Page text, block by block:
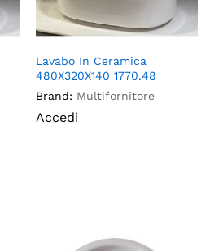
Lavabo In Ceramica
480X320X140 1770.48
Brand: Multifornitore
Accedi